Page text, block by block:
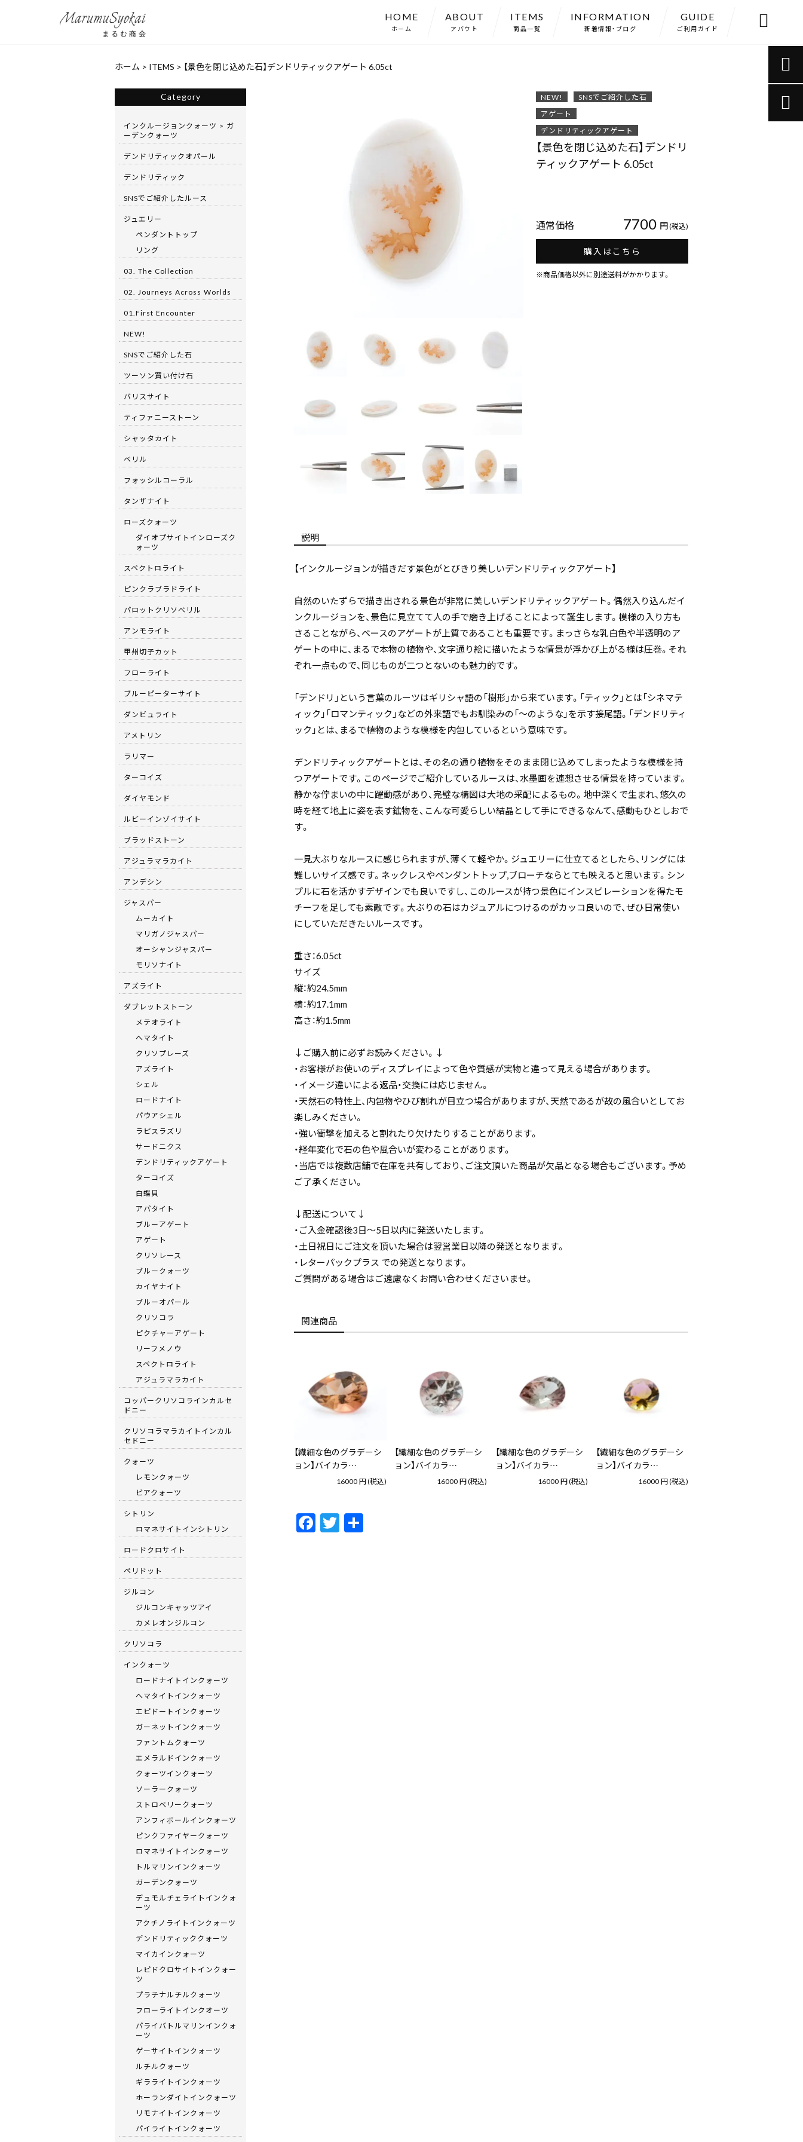
HOME
ホーム
ABOUT
アバウト
ITEMS
商品一覧
INFORMATION
新着情報・ブログ
GUIDE
ご利用ガイド 
ホーム > ITEMS > 【景色を閉じ込めた石】デンドリティックアゲート 6.05ct
NEW!
SNSでご紹介した石
アゲート
デンドリティックアゲート
【景色を閉じ込めた石】デンドリ
ティックアゲート 6.05ct
通常価格 7700 円(税込)
購入はこちら
※商品価格以外に別途送料がかかります。
説明
【インクルージョンが描きだす景色がとびきり美しいデンドリティックアゲート】
自然のいたずらで描き出される景色が非常に美しいデンドリティックアゲート。偶然入り込んだイ
ンクルージョンを、景色に見立てて人の手で磨き上げることによって誕生します。模様の入り方も
さることながら、ベースのアゲートが上質であることも重要です。まっさらな乳白色や半透明のア
ゲートの中に、まるで本物の植物や、文字通り絵に描いたような情景が浮かび上がる様は圧巻。それ
ぞれ一点もので、同じものが二つとないのも魅力的です。
「デンドリ」という言葉のルーツはギリシャ語の「樹形」から来ています。「ティック」とは「シネマテ
ィック」「ロマンティック」などの外来語でもお馴染みの「〜のような」を示す接尾語。「デンドリティ
ック」とは、まるで植物のような模様を内包しているという意味です。
デンドリティックアゲートとは、その名の通り植物をそのまま閉じ込めてしまったような模様を持
つアゲートです。このページでご紹介しているルースは、水墨画を連想させる情景を持っています。
静かな佇まいの中に躍動感があり、完璧な構図は大地の采配によるもの。地中深くで生まれ、悠久の
時を経て地上に姿を表す鉱物を、こんな可愛らしい結晶として手にできるなんて、感動もひとしおで
す。
一見大ぶりなルースに感じられますが、薄くて軽やか。ジュエリーに仕立てるとしたら、リングには
難しいサイズ感です。ネックレスやペンダントトップ,ブローチならとても映えると思います。シン
プルに石を活かすデザインでも良いですし、このルースが持つ景色にインスピレーションを得たモ
チーフを足しても素敵です。大ぶりの石はカジュアルにつけるのがカッコ良いので、ぜひ日常使い
にしていただきたいルースです。
重さ：6.05ct
サイズ
縦：約24.5mm
横：約17.1mm
高さ：約1.5mm
↓ご購入前に必ずお読みください。↓
・お客様がお使いのディスプレイによって色や質感が実物と違って見える場合があります。
・イメージ違いによる返品・交換には応じません。
・天然石の特性上、内包物やひび割れが目立つ場合がありますが、天然であるが故の風合いとしてお
楽しみください。
・強い衝撃を加えると割れたり欠けたりすることがあります。
・経年変化で石の色や風合いが変わることがあります。
・当店では複数店舗で在庫を共有しており、ご注文頂いた商品が欠品となる場合もございます。予め
ご了承ください。
↓配送について↓
・ご入金確認後3日〜5日以内に発送いたします。
・土日祝日にご注文を頂いた場合は翌営業日以降の発送となります。
・レターパックプラス での発送となります。
ご質問がある場合はご遠慮なくお問い合わせくださいませ。
関連商品
【繊細な色のグラデーシ
ョン】バイカラ…
16000円(税込)
【繊細な色のグラデーシ
ョン】バイカラ…
16000円(税込)
【繊細な色のグラデーシ
ョン】バイカラ…
16000円(税込)
【繊細な色のグラデーシ
ョン】バイカラ…
16000円(税込)
F
ac
T
w
Category
インクルージョンクォーツ > ガ
ーデンクォーツ
デンドリティックオパール
デンドリティック
SNSでご紹介したルース
ジュエリー
ペンダントトップ
リング
03. The Collection
02. Journeys Across Worlds
01.First Encounter
NEW!
SNSでご紹介した石
ツーソン買い付け石
バリスサイト
ティファニーストーン
シャッタカイト
ベリル
フォッシルコーラル
タンザナイト
ローズクォーツ
ダイオプサイトインローズク
ォーツ
スペクトロライト
ピンクラブラドライト
パロットクリソベリル
アンモライト
甲州切子カット
フローライト
ブルーピーターサイト
ダンビュライト
アメトリン
ラリマー
ターコイズ
ダイヤモンド
ルビーインゾイサイト
ブラッドストーン
アジュラマラカイト
アンデシン
ジャスパー
ムーカイト
マリガノジャスパー
オーシャンジャスパー
モリソナイト
アズライト
ダブレットストーン
メテオライト
ヘマタイト
クリソプレーズ
アズライト
シェル
ロードナイト
パウアシェル
ラピスラズリ
サードニクス
デンドリティックアゲート
ターコイズ
白蝶貝
アパタイト
ブルーアゲート
アゲート
クリソレース
ブルークォーツ
カイヤナイト
ブルーオパール
クリソコラ
ピクチャーアゲート
リーフメノウ
スペクトロライト
アジュラマラカイト
コッパークリソコラインカルセ
ドニー
クリソコラマラカイトインカル
セドニー
クォーツ
レモンクォーツ
ビアクォーツ
シトリン
ロマネサイトインシトリン
ロードクロサイト
ペリドット
ジルコン
ジルコンキャッツアイ
カメレオンジルコン
クリソコラ
インクォーツ
ロードナイトインクォーツ
ヘマタイトインクォーツ
エピドートインクォーツ
ガーネットインクォーツ
ファントムクォーツ
エメラルドインクォーツ
クォーツインクォーツ
ソーラークォーツ
ストロベリークォーツ
アンフィボールインクォーツ
ピンクファイヤークォーツ
ロマネサイトインクォーツ
トルマリンインクォーツ
ガーデンクォーツ
デュモルチェライトインクォ
ーツ
アクチノライトインクォーツ
デンドリティッククォーツ
マイカインクォーツ
レピドクロサイトインクォー
ツ
プラチナルチルクォーツ
フローライトインクオーツ
パライバトルマリンインクォ
ーツ
ゲーサイトインクォーツ
ルチルクォーツ
ギラライトインクォーツ
ホーランダイトインクォーツ
リモナイトインクォーツ
パイライトインクォーツ

